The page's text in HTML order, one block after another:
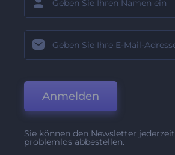
Anmelden
Sie können den Newsletter jederzeit
problemlos abbestellen.